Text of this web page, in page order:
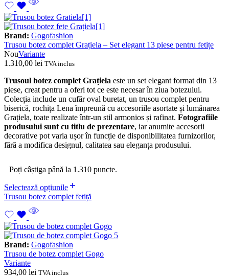
Brand: Gogofashion
Trusou botez complet Grațiela – Set elegant 13 piese pentru fetițe
NouVariante
1.310,00 lei TVA inclus
Trusoul botez complet Grațiela este un set elegant format din 13
piese, creat pentru a oferi tot ce este necesar în ziua botezului.
Colecția include un cufăr oval buretat, un trusou complet pentru
biserică, rochița Lena împreună cu accesoriile asortate și lumânarea
Grațiela, toate realizate într-un stil armonios și rafinat. Fotografiile
produsului sunt cu titlu de prezentare, iar anumite accesorii
decorative pot varia ușor în funcție de disponibilitatea furnizorilor,
fără a modifica designul, calitatea sau eleganța produsului.
Poți câștiga până la 1.310 puncte.
Selectează opțiunile
Trusou botez complet fetiță
Brand: Gogofashion
Trusou de botez complet Gogo
Variante
934,00 lei TVA inclus